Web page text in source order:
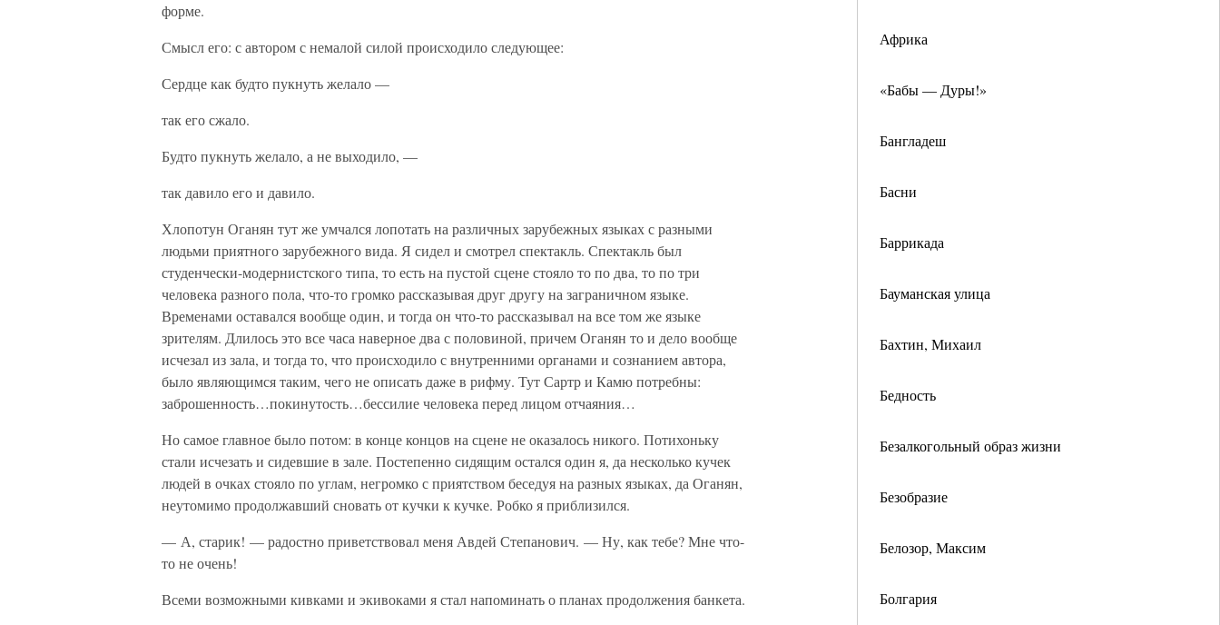
Африка
«Бабы — Дуры!»
Бангладеш
Басни
Баррикада
Бауманская улица
Бахтин, Михаил
Бедность
Безалкогольный образ жизни
Безобразие
Белозор, Максим
Болгария
форме.
Смысл его: с автором с немалой силой происходило следующее:
Сердце как будто пукнуть желало —
так его сжало.
Будто пукнуть желало, а не выходило, —
так давило его и давило.
Хлопотун Оганян тут же умчался лопотать на различных зарубежных языках с разными
людьми приятного зарубежного вида. Я сидел и смотрел спектакль. Спектакль был
студенчески-модернистского типа, то есть на пустой сцене стояло то по два, то по три
человека разного пола, что-то громко рассказывая друг другу на заграничном языке.
Временами оставался вообще один, и тогда он что-то рассказывал на все том же языке
зрителям. Длилось это все часа наверное два с половиной, причем Оганян то и дело вообще
исчезал из зала, и тогда то, что происходило с внутренними органами и сознанием автора,
было являющимся таким, чего не описать даже в рифму. Тут Сартр и Камю потребны:
заброшенность…покинутость…бессилие человека перед лицом отчаяния…
Но самое главное было потом: в конце концов на сцене не оказалось никого. Потихоньку
стали исчезать и сидевшие в зале. Постепенно сидящим остался один я, да несколько кучек
людей в очках стояло по углам, негромко с приятством беседуя на разных языках, да Оганян,
неутомимо продолжавший сновать от кучки к кучке. Робко я приблизился.
— А, старик! — радостно приветствовал меня Авдей Степанович. — Ну, как тебе? Мне что-
то не очень!
Всеми возможными кивками и экивоками я стал напоминать о планах продолжения банкета.